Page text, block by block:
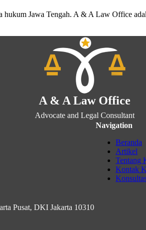
Jawa Tengah. A & A Law Office
A & A Law Office
Advocate and Legal Consultant
Navigation
Beranda
Artikel
Tentang
Kontak
Pusat, DKI Jakarta 10310